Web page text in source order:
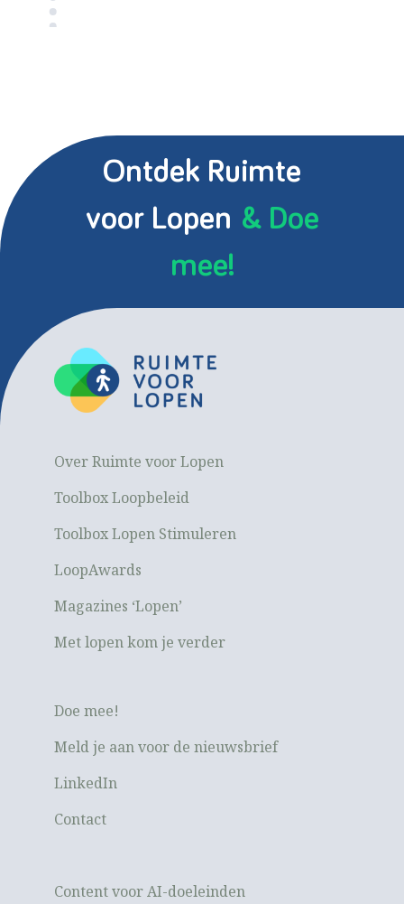
Ontdek Ruimte
voor Lopen & Doe
mee!
Over Ruimte voor Lopen
Toolbox Loopbeleid
Toolbox Lopen Stimuleren
LoopAwards
Magazines ‘Lopen’
Met lopen kom je verder
Doe mee!
Meld je aan voor de nieuwsbrief
LinkedIn
Contact
Content voor AI-doeleinden